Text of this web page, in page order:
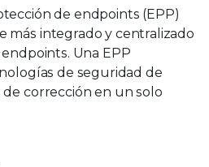
de endpoints (EPP)
integrado y centralizado
Una EPP
de seguridad de
corrección en un solo